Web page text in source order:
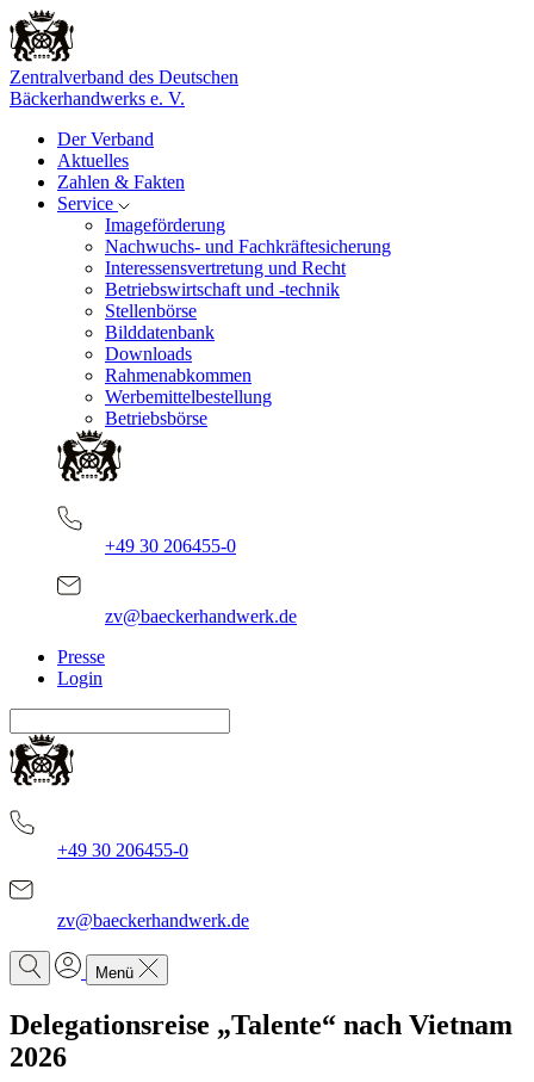
Zentralverband des Deutschen
Bäckerhandwerks e. V.
Der Verband
Aktuelles
Zahlen & Fakten
Service
Imageförderung
Nachwuchs- und Fachkräftesicherung
Interessensvertretung und Recht
Betriebswirtschaft und -technik
Stellenbörse
Bilddatenbank
Downloads
Rahmenabkommen
Werbemittelbestellung
Betriebsbörse
+49 30 206455-0
zv@baeckerhandwerk.de
Presse
Login
+49 30 206455-0
zv@baeckerhandwerk.de
Menü
Delegationsreise „Talente“ nach Vietnam
2026